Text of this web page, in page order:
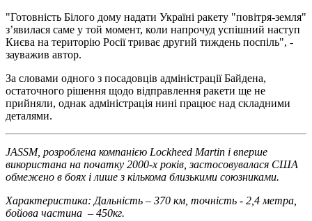
"Готовність Білого дому надати Україні ракету "повітря-земля"
з’явилася саме у той момент, коли напрочуд успішний наступ
Києва на територію Росії триває другий тиждень поспіль", -
зауважив автор.
За словами одного з посадовців адміністрації Байдена,
остаточного рішення щодо відправлення ракети ще не
прийняли, однак адміністрація нині працює над складними
деталями.
JASSM, розроблена компанією Lockheed Martin і вперше
використана на початку 2000-х років, застосовувалася США
обмежено в боях і лише з кількома близькими союзниками.
Характеристика: Дальність – 370 км, точність - 2,4 метра,
бойова частина – 450кг.